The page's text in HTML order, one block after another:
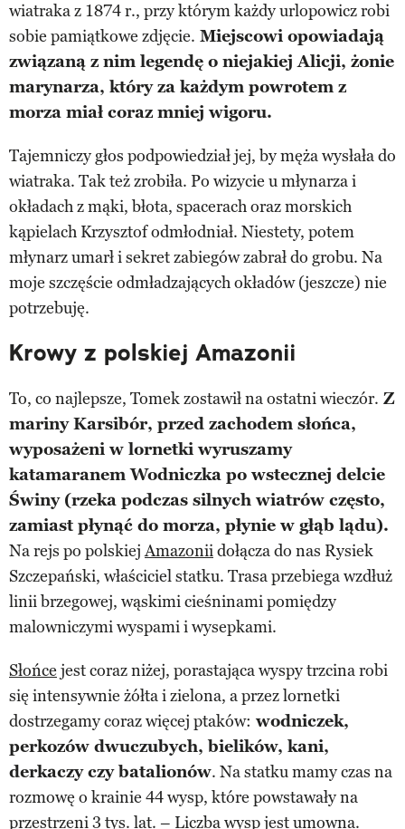
wiatraka z 1874 r., przy którym każdy urlopowicz robi
sobie pamiątkowe zdjęcie. Miejscowi opowiadają
związaną z nim legendę o niejakiej Alicji, żonie
marynarza, który za każdym powrotem z
morza miał coraz mniej wigoru.
Tajemniczy głos podpowiedział jej, by męża wysłała do
wiatraka. Tak też zrobiła. Po wizycie u młynarza i
okładach z mąki, błota, spacerach oraz morskich
kąpielach Krzysztof odmłodniał. Niestety, potem
młynarz umarł i sekret zabiegów zabrał do grobu. Na
moje szczęście odmładzających okładów (jeszcze) nie
potrzebuję.
Krowy z polskiej Amazonii
To, co najlepsze, Tomek zostawił na ostatni wieczór. Z
mariny Karsibór, przed zachodem słońca,
wyposażeni w lornetki wyruszamy
katamaranem Wodniczka po wstecznej delcie
Świny (rzeka podczas silnych wiatrów często,
zamiast płynąć do morza, płynie w głąb lądu).
Na rejs po polskiejAmazoniidołącza do nas Rysiek
Szczepański, właściciel statku. Trasa przebiega wzdłuż
linii brzegowej, wąskimi cieśninami pomiędzy
malowniczymi wyspami i wysepkami.
Słońce jest coraz niżej, porastająca wyspy trzcina robi
się intensywnie żółta i zielona, a przez lornetki
dostrzegamy coraz więcej ptaków: wodniczek,
perkozów dwuczubych, bielików, kani,
derkaczy czy batalionów. Na statku mamy czas na
rozmowę o krainie 44 wysp, które powstawały na
przestrzeni 3 tys. lat. – Liczba wysp jest umowna.